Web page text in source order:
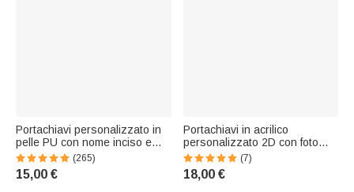
Portachiavi personalizzato in
pelle PU con nome inciso e
ciondolo a forma di margherita
regalo di compleanno per
damigelle e amiche
(265)
15,00 €
Portachiavi in acrilico
personalizzato 2D con foto
dell'animale domestico effetto
argilla, con etichetta per il
nome della borsa Regalo di
(7)
18,00 €